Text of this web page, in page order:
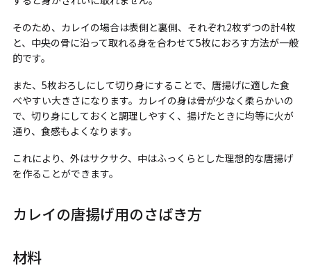
そのため、カレイの場合は表側と裏側、それぞれ2枚ずつの計4枚
と、中央の骨に沿って取れる身を合わせて5枚におろす方法が一般
的です。
また、5枚おろしにして切り身にすることで、唐揚げに適した食
べやすい大きさになります。カレイの身は骨が少なく柔らかいの
で、切り身にしておくと調理しやすく、揚げたときに均等に火が
通り、食感もよくなります。
これにより、外はサクサク、中はふっくらとした理想的な唐揚げ
を作ることができます。
カレイの唐揚げ用のさばき方
材料